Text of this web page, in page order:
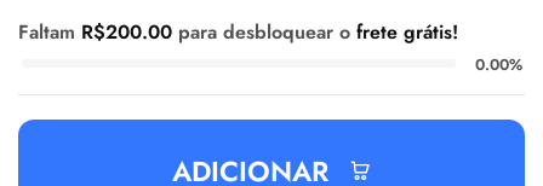
Faltam R$200.00 para desbloquear o frete grátis!
0.00%
ADICIONAR